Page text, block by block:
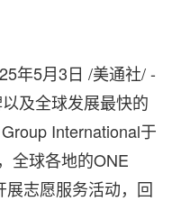
年5月3日 /美通社/ -
及全球发展最快的
International于
全球各地的ONE
志愿服务活动，回